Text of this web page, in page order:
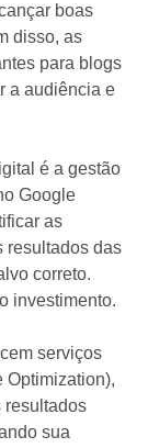
boas
disso, as
para blogs
a audiência e
é a gestão
Google
as
resultados das
correto.
investimento.
serviços
Optimization),
resultados
sua